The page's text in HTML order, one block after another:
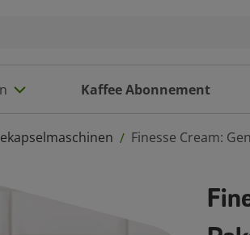
Kaffee Abonnement
/ Finesse Cream: